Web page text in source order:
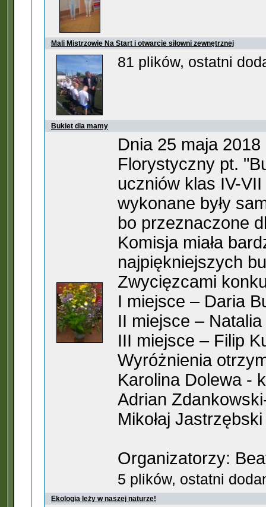
Mali Mistrzowie Na Start i otwarcie siłowni zewnętrznej
81 plików, ostatni
Bukiet dla mamy
Dnia 25 maja
Florystyczny pt.
uczniów klas IV-
wykonane były
bo przeznaczone
Komisja miała
najpiękniejszych
Zwycięzcami
I miejsce – Daria
II miejsce –
III miejsce – Filip
Wyróżnienia
Karolina Dolewa -
Adrian
Mikołaj
Organizatorzy:
5 plików, ostatni
Ekologia leży w naszej naturze!